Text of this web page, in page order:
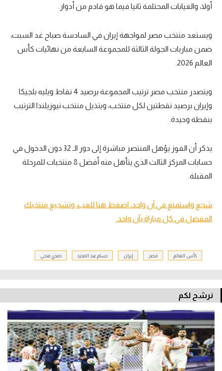
أولا، والغيابات المحتلمة ثانيا فيما هو قادم من أدوار.
ويستعد منتخب مصر لمواجهة إيران في السادسة صباح غد السبت،
ضمن مباريات الجولة الثالثة للمجموعة السابعة من نهائيات كأس
العالم 2026.
ويتصدر منتخب مصر ترتيب المجموعة برصيد 4 نقاط ويليه بلجيكا
وإيران برصيد نقطتين لكل منتخب، ويتذيل منتخب نيوزيلندا الترتيب
بنقطة وحيدة.
يذكر أن الفوز يؤهل المنتصر مباشرة إلى دور الـ 32 دون الدخول في
حسابات المركز الثالث الذي يتأهل منه أفضل 8 منتخبات للمرحلة
المقبلة.
شجع واستمتع في آن واحد، اضغط هنا للعب، وتشجيع منتخبك
المفضل في كل مباراة بآن واحد.
كأس العالم مصر إيران حسام عبد المجيد حمدي فتحي
نرشح لكم